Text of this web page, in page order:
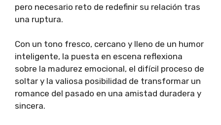
pero necesario reto de redefinir su relación tras
una ruptura.
Con un tono fresco, cercano y lleno de un humor
inteligente, la puesta en escena reflexiona
sobre la madurez emocional, el difícil proceso de
soltar y la valiosa posibilidad de transformar un
romance del pasado en una amistad duradera y
sincera.